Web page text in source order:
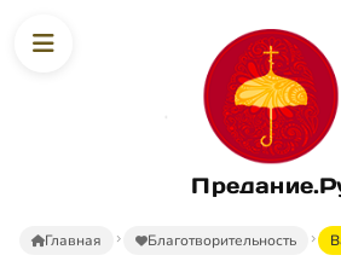
Главная Благотворительность